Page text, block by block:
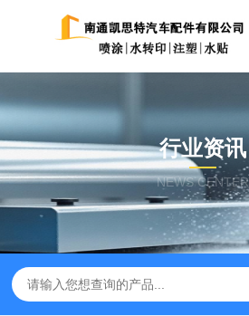
行业资讯
NEWS CENTER